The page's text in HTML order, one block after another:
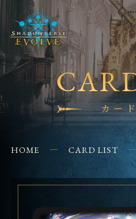
Q&A
EVENT SHOPS
CONTACT
カー
HOME CARD LIST